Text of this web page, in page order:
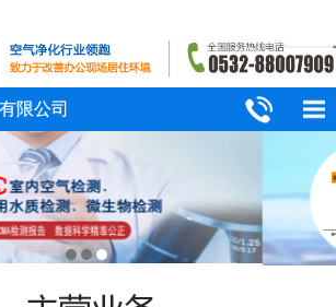
限公司